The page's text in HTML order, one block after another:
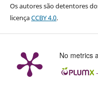
Os autores são detentores
licençaCCBY 4.0.
No metrics
-